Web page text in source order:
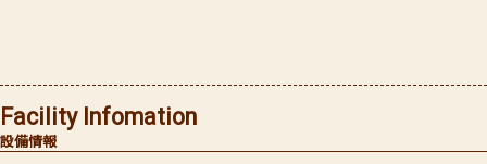
設備情報
Facility Infomation